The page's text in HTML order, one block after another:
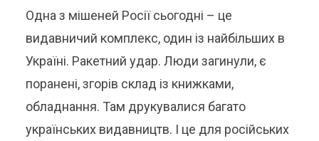
Одна з мішеней Росії сьогодні – це
видавничий комплекс, один із найбільших в
Україні. Ракетний удар. Люди загинули, є
поранені, згорів склад із книжками,
обладнання. Там друкувалися багато
українських видавництв. І це для російських